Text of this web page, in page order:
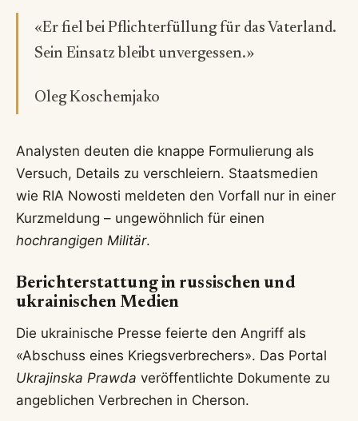
«Er fiel bei Pflichterfüllung für das Vaterland.
Sein Einsatz bleibt unvergessen.»
Oleg Koschemjako
Analysten deuten die knappe Formulierung als
Versuch, Details zu verschleiern. Staatsmedien
wie RIA Nowosti meldeten den Vorfall nur in einer
Kurzmeldung – ungewöhnlich für einen
hochrangigen Militär.
Berichterstattung in russischen und
ukrainischen Medien
Die ukrainische Presse feierte den Angriff als
«Abschuss eines Kriegsverbrechers». Das Portal
Ukrajinska Prawda veröffentlichte Dokumente zu
angeblichen Verbrechen in Cherson.